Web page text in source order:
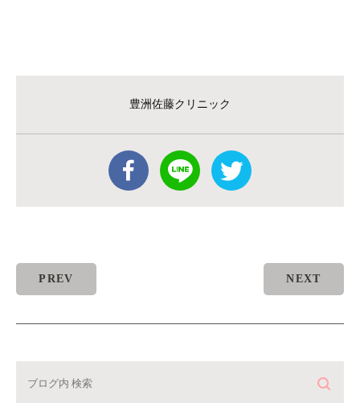
豊洲佐藤クリニック
PREV NEXT